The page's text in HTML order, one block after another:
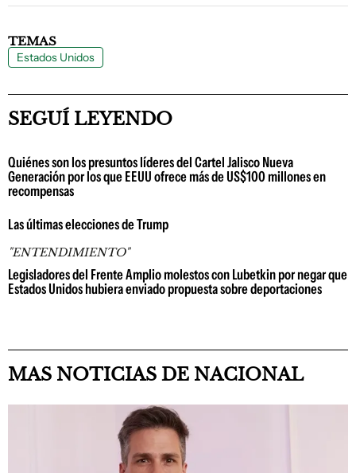
TEMAS
Estados Unidos
SEGUÍ LEYENDO
Quiénes son los presuntos líderes del Cartel Jalisco Nueva
Generación por los que EEUU ofrece más de US$100 millones en
recompensas
Las últimas elecciones de Trump
"ENTENDIMIENTO"
Legisladores del Frente Amplio molestos con Lubetkin por negar que
Estados Unidos hubiera enviado propuesta sobre deportaciones
MAS NOTICIAS DE NACIONAL